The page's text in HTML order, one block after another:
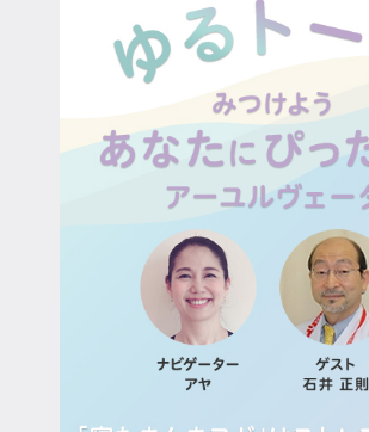
ログイン
会員規約について
クラス参加にあたっての同
特定商取引にかかわる表示
プライバシーポリシー